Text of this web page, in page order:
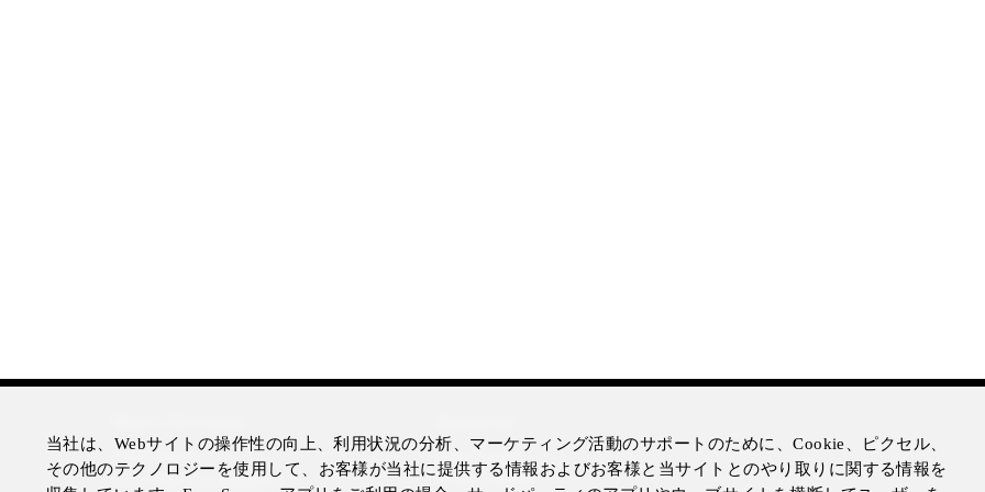
Press Room
Four Seasons Magazine
Legal Notice
Privacy Notice
当社は、Webサイトの操作性の向上、利用状況の分析、マーケティング活動のサポートのために、Cookie、ピクセル、
その他のテクノロジーを使用して、お客様が当社に提供する情報およびお客様と当サイトとのやり取りに関する情報を